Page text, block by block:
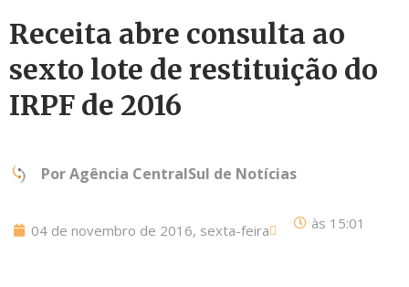
Receita abre consulta ao
sexto lote de restituição do
IRPF de 2016
PorAgência CentralSul de Notícias
04 de novembro de 2016, sexta-feira às 15:01